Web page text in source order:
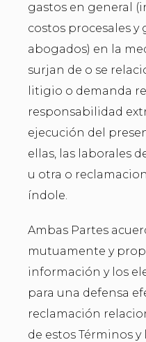
gastos en general
costos procesales y
abogados) en la
surjan de o se
litigio o demanda
responsabilidad
ejecución del
ellas, las laborales
u otra o
índole.
Ambas Partes
mutuamente y
información y los
para una defensa
reclamación
de estos Términos y